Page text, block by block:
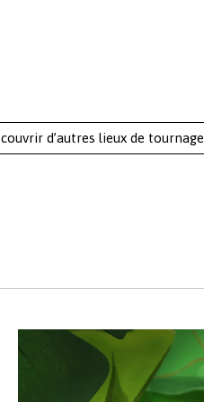
d’autres lieux de